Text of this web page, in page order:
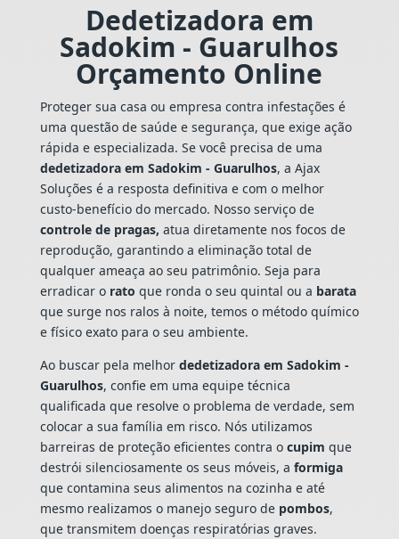
Dedetizadora em
Sadokim - Guarulhos
Orçamento Online
Proteger sua casa ou empresa contra infestações é
uma questão de saúde e segurança, que exige ação
rápida e especializada. Se você precisa de uma
dedetizadora em Sadokim - Guarulhos, a Ajax
Soluções é a resposta definitiva e com o melhor
custo-benefício do mercado. Nosso serviço de
controle de pragas, atua diretamente nos focos de
reprodução, garantindo a eliminação total de
qualquer ameaça ao seu patrimônio. Seja para
erradicar o rato que ronda o seu quintal ou a barata
que surge nos ralos à noite, temos o método químico
e físico exato para o seu ambiente.
Ao buscar pela melhor dedetizadora em Sadokim -
Guarulhos, confie em uma equipe técnica
qualificada que resolve o problema de verdade, sem
colocar a sua família em risco. Nós utilizamos
barreiras de proteção eficientes contra o cupim que
destrói silenciosamente os seus móveis, a formiga
que contamina seus alimentos na cozinha e até
mesmo realizamos o manejo seguro de pombos,
que transmitem doenças respiratórias graves.